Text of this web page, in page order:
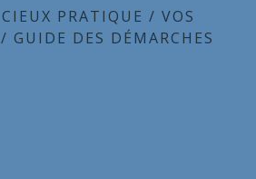
CIEUX PRATIQUE / VOS
/ GUIDE DES DÉMARCHES